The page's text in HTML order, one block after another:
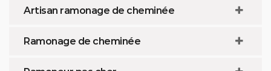
Artisan ramonage de cheminée
Ramonage de cheminée